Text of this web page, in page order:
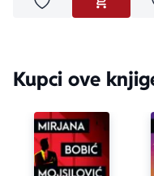
Dodaj u omiljene
DODAJ U
Kupci ove